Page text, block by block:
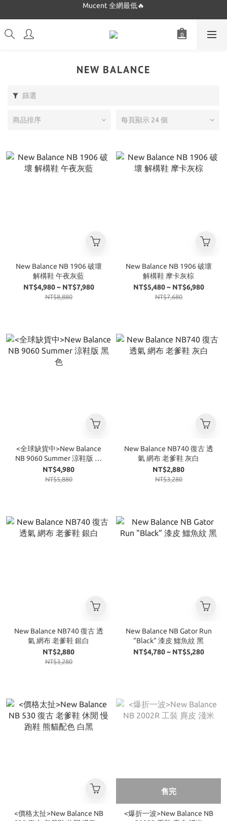
Dickies 最低$280起🔥
NEW BALANCE
篩選
商品排序 每頁顯示 24 個
New Balance NB 1906 破壞
解構鞋 午夜灰藍
NT$4,980 ~ NT$7,980
NT$8,880
New Balance NB 1906 破壞
解構鞋 摩卡灰棕
NT$5,480 ~ NT$6,980
NT$7,680
<全球缺貨中>New Balance
NB 9060 Summer 涼鞋版 黑
色
NT$4,980
NT$5,880
New Balance NB740 復古 透
氣 網布 老爹鞋 灰白
NT$2,880
NT$3,280
New Balance NB740 復古 透
氣 網布 老爹鞋 銀白
NT$2,880
NT$3,280
New Balance NB Gator Run
"Black" 漆皮 鱷魚紋 黑
NT$4,780 ~ NT$5,280
<價格太扯>New Balance NB
售完
<爆折一波>New Balance NB